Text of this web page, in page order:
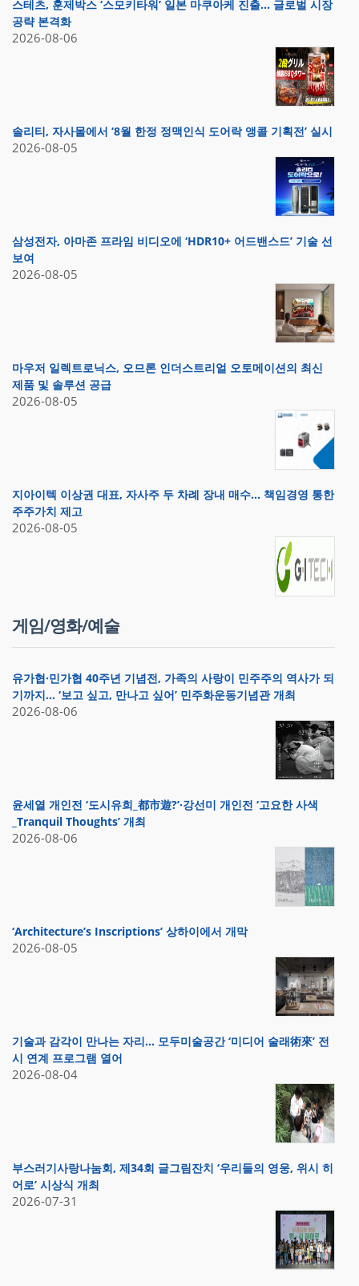
스테츠, 훈제박스 ‘스모키타워’ 일본 마쿠아케 진출… 글로벌 시장
공략 본격화
2026-08-06
솔리티, 자사몰에서 ‘8월 한정 정맥인식 도어락 앵콜 기획전’ 실시
2026-08-05
삼성전자, 아마존 프라임 비디오에 ‘HDR10+ 어드밴스드’ 기술 선
보여
2026-08-05
마우저 일렉트로닉스, 오므론 인더스트리얼 오토메이션의 최신
제품 및 솔루션 공급
2026-08-05
지아이텍 이상권 대표, 자사주 두 차례 장내 매수… 책임경영 통한
주주가치 제고
2026-08-05
게임/영화/예술
유가협·민가협 40주년 기념전, 가족의 사랑이 민주주의 역사가 되
기까지… ‘보고 싶고, 만나고 싶어’ 민주화운동기념관 개최
2026-08-06
윤세열 개인전 ‘도시유희_都市遊?’·강선미 개인전 ‘고요한 사색
_Tranquil Thoughts’ 개최
2026-08-06
‘Architecture’s Inscriptions’ 상하이에서 개막
2026-08-05
기술과 감각이 만나는 자리… 모두미술공간 ‘미디어 술래術來’ 전
시 연계 프로그램 열어
2026-08-04
부스러기사랑나눔회, 제34회 글그림잔치 ‘우리들의 영웅, 위시 히
어로’ 시상식 개최
2026-07-31